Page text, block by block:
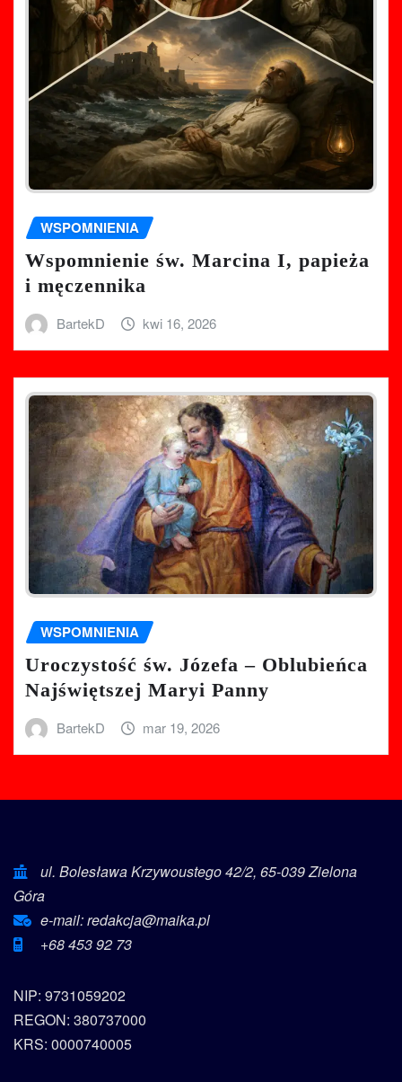
WSPOMNIENIA
Wspomnienie św. Marcina I, papieża
i męczennika
BartekD kwi 16, 2026
WSPOMNIENIA
Uroczystość św. Józefa – Oblubieńca
Najświętszej Maryi Panny
BartekD mar 19, 2026
ul. Bolesława Krzywoustego 42/2, 65-039 Zielona
Góra
e-mail: redakcja@maika.pl
+68 453 92 73
NIP: 9731059202
REGON: 380737000
KRS: 0000740005